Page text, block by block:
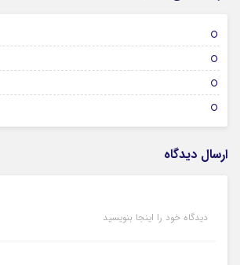
ارسال دیدگاه
دیدگاه خود را اینجا بنویسید